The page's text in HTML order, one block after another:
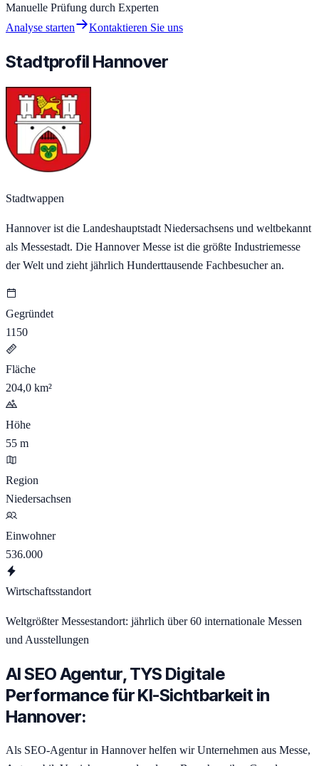
Manuelle Prüfung durch Experten
Analyse starten
Kontaktieren Sie uns
Stadtprofil Hannover
Stadtwappen
Hannover ist die Landeshauptstadt Niedersachsens und weltbekannt
als Messestadt. Die Hannover Messe ist die größte Industriemesse
der Welt und zieht jährlich Hunderttausende Fachbesucher an.
Gegründet
1150
Fläche
204,0 km²
Höhe
55 m
Region
Niedersachsen
Einwohner
536.000
Wirtschaftsstandort
Weltgrößter Messestandort: jährlich über 60 internationale Messen
und Ausstellungen
AI SEO Agentur, TYS Digitale
Performance für KI-Sichtbarkeit in
Hannover:
Als SEO-Agentur in Hannover helfen wir Unternehmen aus Messe,